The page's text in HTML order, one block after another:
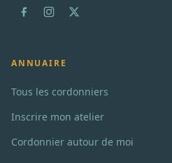
ANNUAIRE
Tous les cordonniers
Inscrire mon atelier
Cordonnier autour de moi